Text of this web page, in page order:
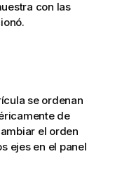
con las
se ordenan
de
el orden
ejes en el panel